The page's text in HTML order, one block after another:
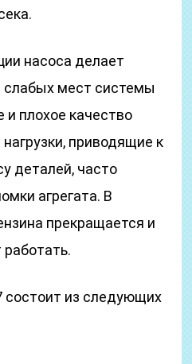
насоса делает
слабых мест системы
и плохое качество
приводящие к
деталей, часто
агрегата. В
прекращается и
работать.
состоит из следующих